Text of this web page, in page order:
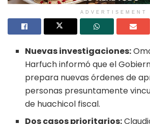
ADVERTISEMENT
Nuevas investigaciones:
Harfuch informó que el
prepara nuevas órdenes de
personas presuntamente
de huachicol fiscal.
Dos casos prioritarios: